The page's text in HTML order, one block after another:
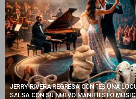
JERRY RIVERA REGRESA CON “ES UNA
SALSA CON SU NUEVO MANIFIESTO